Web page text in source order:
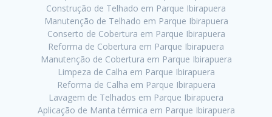
Construção de Telhado em Parque Ibirapuera
Manutenção de Telhado em Parque Ibirapuera
Conserto de Cobertura em Parque Ibirapuera
Reforma de Cobertura em Parque Ibirapuera
Manutenção de Cobertura em Parque Ibirapuera
Limpeza de Calha em Parque Ibirapuera
Reforma de Calha em Parque Ibirapuera
Lavagem de Telhados em Parque Ibirapuera
Aplicação de Manta térmica em Parque Ibirapuera